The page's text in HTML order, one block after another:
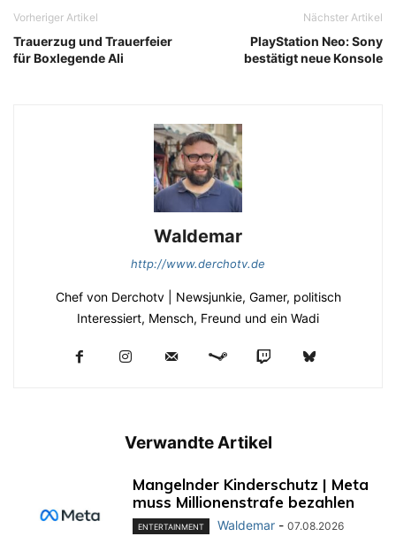
Vorheriger Artikel
Trauerzug und Trauerfeier
für Boxlegende Ali
Nächster Artikel
PlayStation Neo: Sony
bestätigt neue Konsole
Waldemar
http://www.derchotv.de
Chef von Derchotv | Newsjunkie, Gamer, politisch
Interessiert, Mensch, Freund und ein Wadi
Verwandte Artikel
Mangelnder Kinderschutz | Meta
muss Millionenstrafe bezahlen
ENTERTAINMENT Waldemar - 07.08.2026